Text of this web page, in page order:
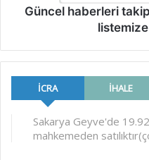
Güncel haberleri